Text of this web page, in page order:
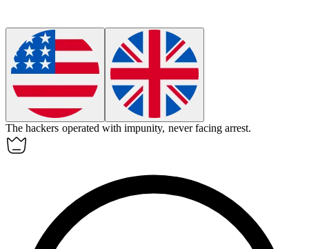
The hackers operated withimpunity, never facing arrest.